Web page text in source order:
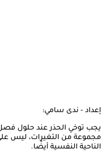
إعداد - ندى سامي:
يجب توخي الحذر عند حلول
مجموعة من التغيرات، ليس
الناحية النفسية أيضًا.